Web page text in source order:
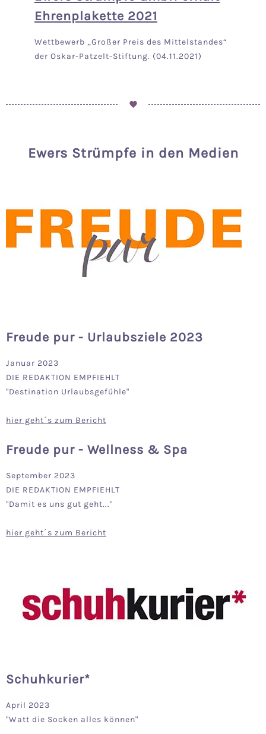
Ehrenplakette 2021
Wettbewerb „Großer Preis des Mittelstandes“
der Oskar-Patzelt-Stiftung. (04.11.2021)
Ewers Strümpfe in den Medien
Freude pur - Urlaubsziele 2023
Januar 2023
DIE REDAKTION EMPFIEHLT
"Destination Urlaubsgefühle"
hier geht´s zum Bericht
Freude pur - Wellness & Spa
September 2023
DIE REDAKTION EMPFIEHLT
"Damit es uns gut geht..."
hier geht´s zum Bericht
Schuhkurier*
April 2023
"Watt die Socken alles können"